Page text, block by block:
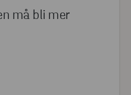
må bli mer